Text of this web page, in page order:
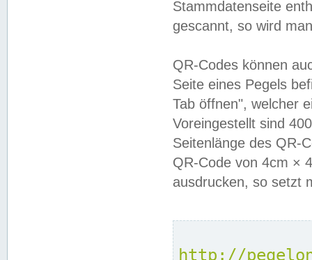
Stammdatenseite
gescannt, so wird
QR-Codes können
Seite eines Pegels
Tab öffnen", welcher
Voreingestellt sind
Seitenlänge des QR-
QR-Code von 4cm ×
ausdrucken, so setzt
http://